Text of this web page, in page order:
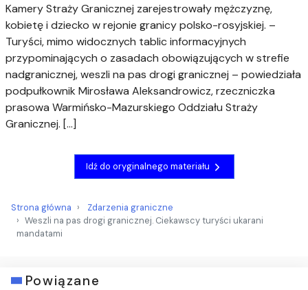
Kamery Straży Granicznej zarejestrowały mężczyznę,
kobietę i dziecko w rejonie granicy polsko-rosyjskiej. –
Turyści, mimo widocznych tablic informacyjnych
przypominających o zasadach obowiązujących w strefie
nadgranicznej, weszli na pas drogi granicznej – powiedziała
podpułkownik Mirosława Aleksandrowicz, rzeczniczka
prasowa Warmińsko-Mazurskiego Oddziału Straży
Granicznej. […]
Idź do oryginalnego materiału
Strona główna
Zdarzenia graniczne
Weszli na pas drogi granicznej. Ciekawscy turyści ukarani
mandatami
Powiązane